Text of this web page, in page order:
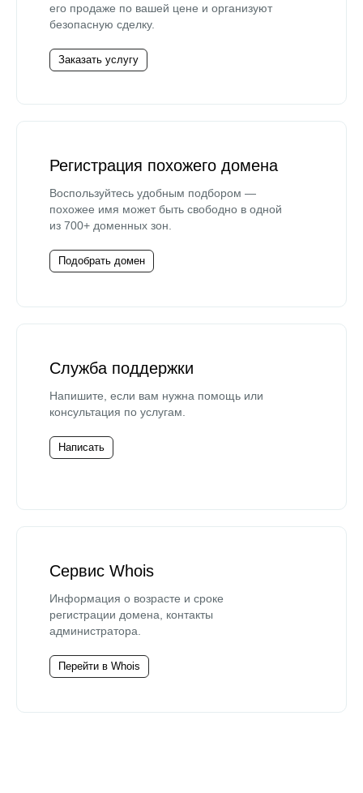
его продаже по вашей цене и организуют
безопасную сделку.
Заказать услугу
Регистрация похожего домена
Воспользуйтесь удобным подбором —
похожее имя может быть свободно в одной
из 700+ доменных зон.
Подобрать домен
Служба поддержки
Напишите, если вам нужна помощь или
консультация по услугам.
Написать
Сервис Whois
Информация о возрасте и сроке
регистрации домена, контакты
администратора.
Перейти в Whois